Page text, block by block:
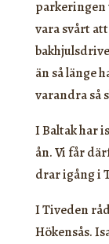
parkeringen
vara svårt
än så länge
varandra så
I Baltak har
ån. Vi får
drar igång i
I Tiveden
Hökensås.